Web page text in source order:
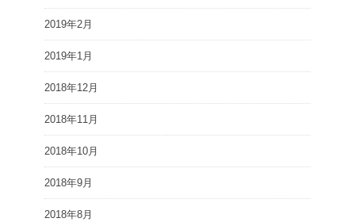
2019年2月
2019年1月
2018年12月
2018年11月
2018年10月
2018年9月
2018年8月